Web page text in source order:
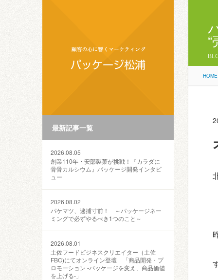
最新記事一覧
2026.08.05
創業110年・安部製菓が挑戦！『カラダに
骨骨カルシウム』パッケージ開発インタビ
ュー
2026.08.02
パケマツ、逮捕寸前！ ～パッケージネー
ミングで必ずやるべき1つのこと～
2026.08.01
土佐フードビジネスクリエイター（土佐
FBC)にてオンライン登壇 「商品開発・プ
ロモーション ‐パッケージを変え、商品価値
を上げる‐」
HOME